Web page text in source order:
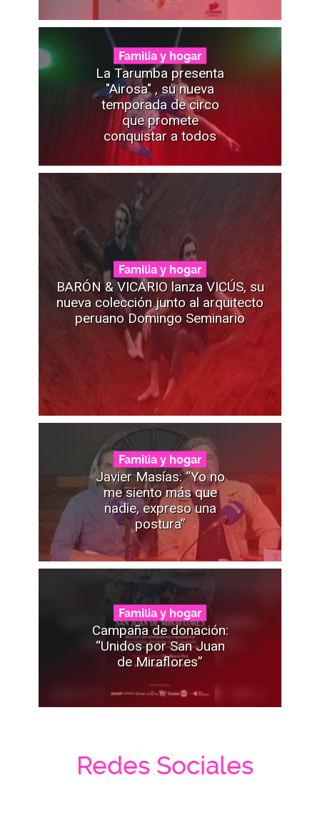
Familia y hogar
La Tarumba presenta
"Airosa" , su nueva
temporada de circo
que promete
conquistar a todos
Familia y hogar
BARÓN & VICARIO lanza VICÚS, su
nueva colección junto al arquitecto
peruano Domingo Seminario
Familia y hogar
Javier Masías: “Yo no
me siento más que
nadie, expreso una
postura”
Familia y hogar
Campaña de donación:
“Unidos por San Juan
de Miraflores”
Redes Sociales